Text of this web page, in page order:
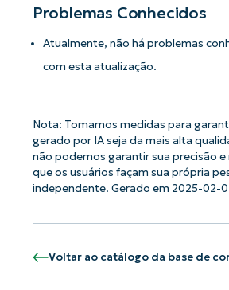
Problemas Conhecidos
Atualmente, não há problemas
com esta atualização.
Nota: Tomamos medidas para
gerado por IA seja da mais alta
não podemos garantir sua precisão
que os usuários façam sua própria
independente. Gerado em 2025-02-
Voltar ao catálogo da base de